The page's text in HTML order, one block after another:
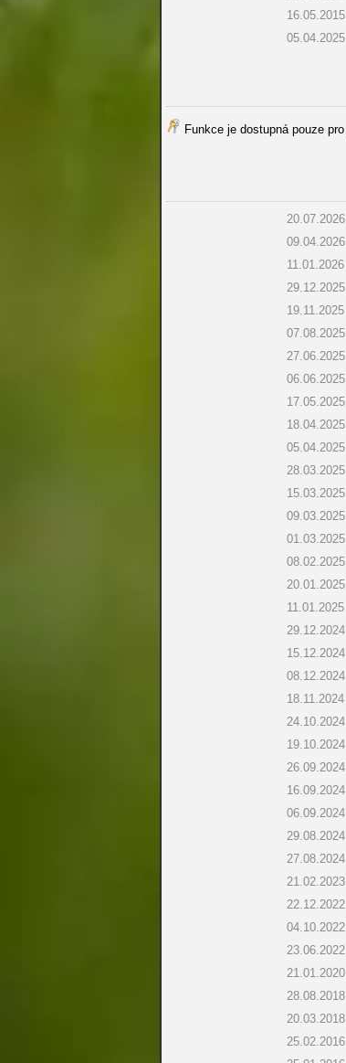
16.05.2015
05.04.2025
Funkce je dostupná pouze pro
20.07.2026
09.04.2026
11.01.2026
29.12.2025
19.11.2025
07.08.2025
27.06.2025
06.06.2025
17.05.2025
18.04.2025
05.04.2025
28.03.2025
15.03.2025
09.03.2025
01.03.2025
08.02.2025
20.01.2025
11.01.2025
29.12.2024
15.12.2024
08.12.2024
18.11.2024
24.10.2024
19.10.2024
26.09.2024
16.09.2024
06.09.2024
29.08.2024
27.08.2024
21.02.2023
22.12.2022
04.10.2022
23.06.2022
21.01.2020
28.08.2018
20.03.2018
25.02.2016